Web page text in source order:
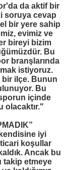
da aktif bir
soruya cevap
bir yere sahip
evimiz ve
bireyi bizim
Bu
branşlarında
istiyoruz.
bir ilçe. Bunun
Bu
içinde
olacaktır."
iyi
ticari koşullar
Ancak bu
takip etmeye